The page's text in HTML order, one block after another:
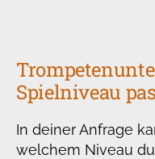
Spielniveau
In deiner Anfrage
welchem Niveau